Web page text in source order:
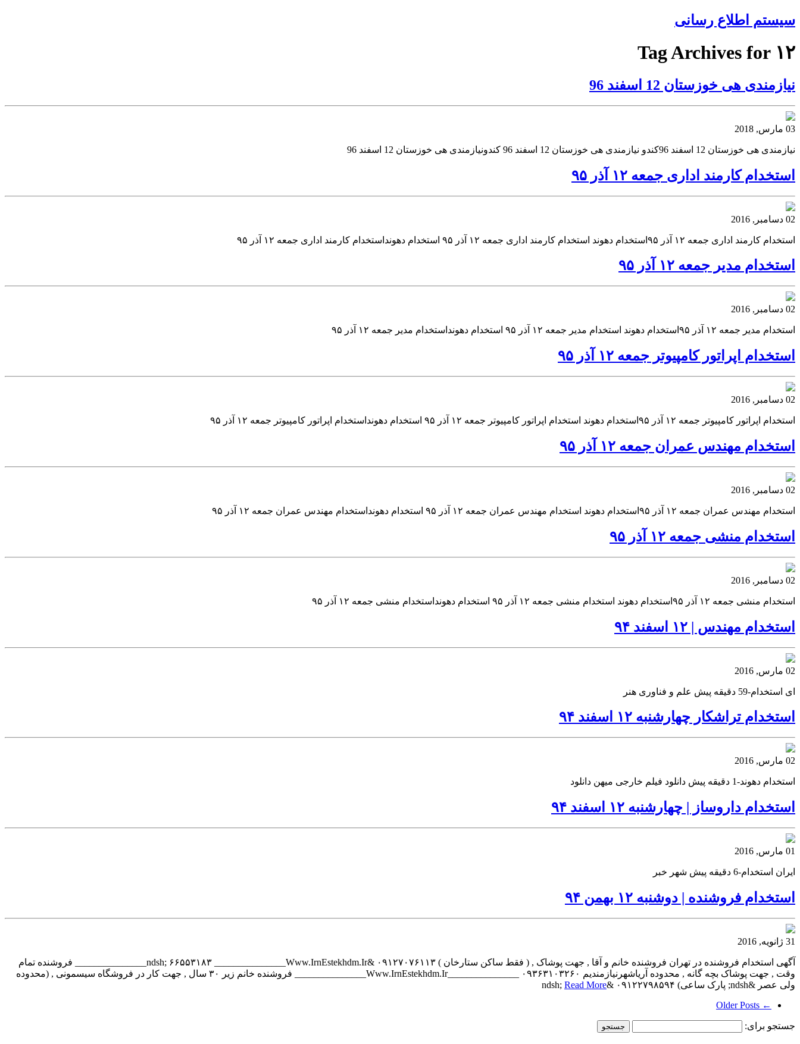
سیستم اطلاع رسانی
Tag Archives for ۱۲
نیازمندی هی خوزستان 12 اسفند 96
03 مارس, 2018
نیازمندی هی خوزستان 12 اسفند 96کندو نیازمندی هی خوزستان 12 اسفند 96 کندونیازمندی هی خوزستان 12 اسفند 96
استخدام کارمند اداری جمعه ۱۲ آذر ۹۵
02 دسامبر, 2016
استخدام کارمند اداری جمعه ۱۲ آذر ۹۵استخدام دهوند استخدام کارمند اداری جمعه ۱۲ آذر ۹۵ استخدام دهونداستخدام کارمند اداری جمعه ۱۲ آذر ۹۵
استخدام مدیر جمعه ۱۲ آذر ۹۵
02 دسامبر, 2016
استخدام مدیر جمعه ۱۲ آذر ۹۵استخدام دهوند استخدام مدیر جمعه ۱۲ آذر ۹۵ استخدام دهونداستخدام مدیر جمعه ۱۲ آذر ۹۵
استخدام اپراتور کامپیوتر جمعه ۱۲ آذر ۹۵
02 دسامبر, 2016
استخدام اپراتور کامپیوتر جمعه ۱۲ آذر ۹۵استخدام دهوند استخدام اپراتور کامپیوتر جمعه ۱۲ آذر ۹۵ استخدام دهونداستخدام اپراتور کامپیوتر جمعه ۱۲ آذر ۹۵
استخدام مهندس عمران جمعه ۱۲ آذر ۹۵
02 دسامبر, 2016
استخدام مهندس عمران جمعه ۱۲ آذر ۹۵استخدام دهوند استخدام مهندس عمران جمعه ۱۲ آذر ۹۵ استخدام دهونداستخدام مهندس عمران جمعه ۱۲ آذر ۹۵
استخدام منشی جمعه ۱۲ آذر ۹۵
02 دسامبر, 2016
استخدام منشی جمعه ۱۲ آذر ۹۵استخدام دهوند استخدام منشی جمعه ۱۲ آذر ۹۵ استخدام دهونداستخدام منشی جمعه ۱۲ آذر ۹۵
استخدام مهندس | ۱۲ اسفند ۹۴
02 مارس, 2016
ای استخدام-59 دقیقه پیش علم و فناوری هنر
استخدام تراشکار چهارشنبه ۱۲ اسفند ۹۴
02 مارس, 2016
استخدام دهوند-1 دقیقه پیش دانلود فیلم خارجی میهن دانلود
استخدام داروساز | چهارشنبه ۱۲ اسفند ۹۴
01 مارس, 2016
ایران استخدام-6 دقیقه پیش شهر خبر
استخدام فروشنده | دوشنبه ۱۲ بهمن ۹۴
31 ژانویه, 2016
آگهی استخدام فروشنده در تهران فروشنده خانم و آقا , جهت پوشاک , ( فقط ساکن ستارخان ) ۰۹۱۲۷۰۷۶۱۱۳ &ndsh; ۶۶۵۵۳۱۸۳ _______________Www.IrnEstekhdm.Ir_______________ فروشنده تمام
وقت , جهت پوشاک بچه گانه , محدوده آریاشهرنیازمندیم ۰۹۳۶۳۱۰۳۲۶۰ _______________Www.IrnEstekhdm.Ir_______________ فروشنده خانم زیر ۳۰ سال , جهت کار در فروشگاه سیسمونی , (محدوده
ولی عصر &ndsh; پارک ساعی) ۰۹۱۲۲۷۹۸۵۹۴ &ndsh;
Read More
← Older Posts
جستجو برای: